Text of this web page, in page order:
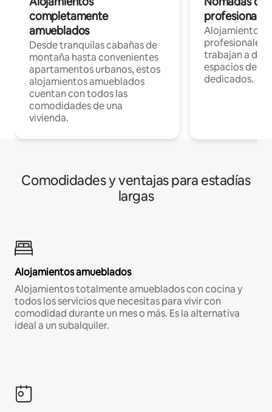
completamente
amueblados
Desde tranquilas cabañas de
montaña hasta convenientes
apartamentos urbanos, estos
alojamientos amueblados
cuentan con todos las
comodidades de una
vivienda.
Alojamientos
profesionales
trabajan a
espacios de
dedicados.
Comodidades y ventajas para estadías
largas
Alojamientos amueblados
Alojamientos totalmente amueblados con cocina y
todos los servicios que necesitas para vivir con
comodidad durante un mes o más. Es la alternativa
ideal a un subalquiler.